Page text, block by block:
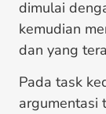
dimulai
kemudian
dan yang
Pada task
argumentasi